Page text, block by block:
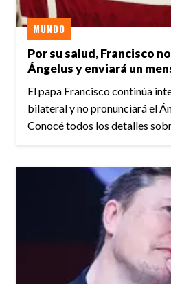
Por su salud, Francisco
Ángelus y enviará un
MUNDO
El papa Francisco continúa
bilateral y no pronunciará el
Conocé todos los detalles